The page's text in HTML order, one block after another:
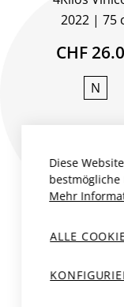
2022
75
CHF
N
Diese
Mehr
ALLE